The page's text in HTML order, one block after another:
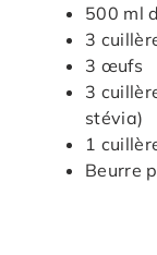
500 ml
3
3 œufs
3
stévia)
1
Beurre